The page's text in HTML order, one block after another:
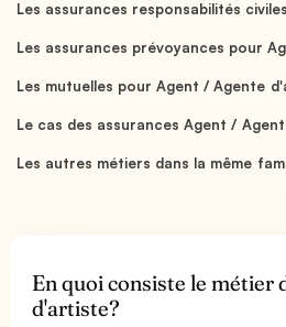
Les assurances responsabilités
Les assurances prévoyances pour
Les mutuelles pour Agent / Agente
Le cas des assurances Agent /
Les autres métiers dans la même
En quoi consiste le métier
d'artiste?